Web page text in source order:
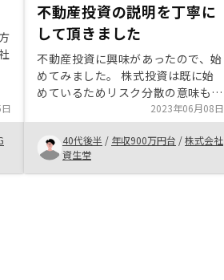
不動産投資の説明を丁寧に
して頂きました
不動産投資に興味があったので、始
めてみました。 株式投資は既に始
めているためリスク分散の意味もあ
って始めました。 まだ、始めたば
かりでメリット、デメリットを把握
できていないため、他の方におすす
めできる程の情報はまだないです。
2023年06月08日
40代後半 / 年収900万円台 /株式会社
資生堂